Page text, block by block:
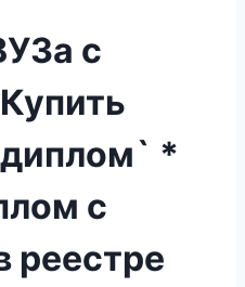
с
*
с
реестре